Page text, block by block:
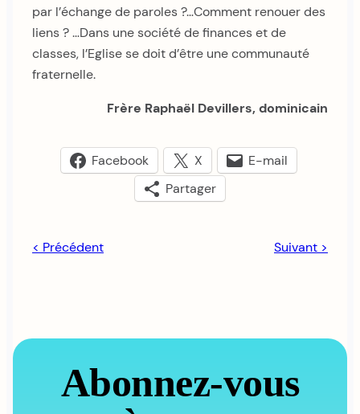
par l’échange de paroles ?…Comment renouer des
liens ? …Dans une société de finances et de
classes, l’Eglise se doit d’être une communauté
fraternelle.
Frère Raphaël Devillers, dominicain
Facebook X
E-mail
Partager
< Précédent Suivant >
Abonnez-vous